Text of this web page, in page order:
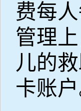
费每
管理
儿的
卡账户